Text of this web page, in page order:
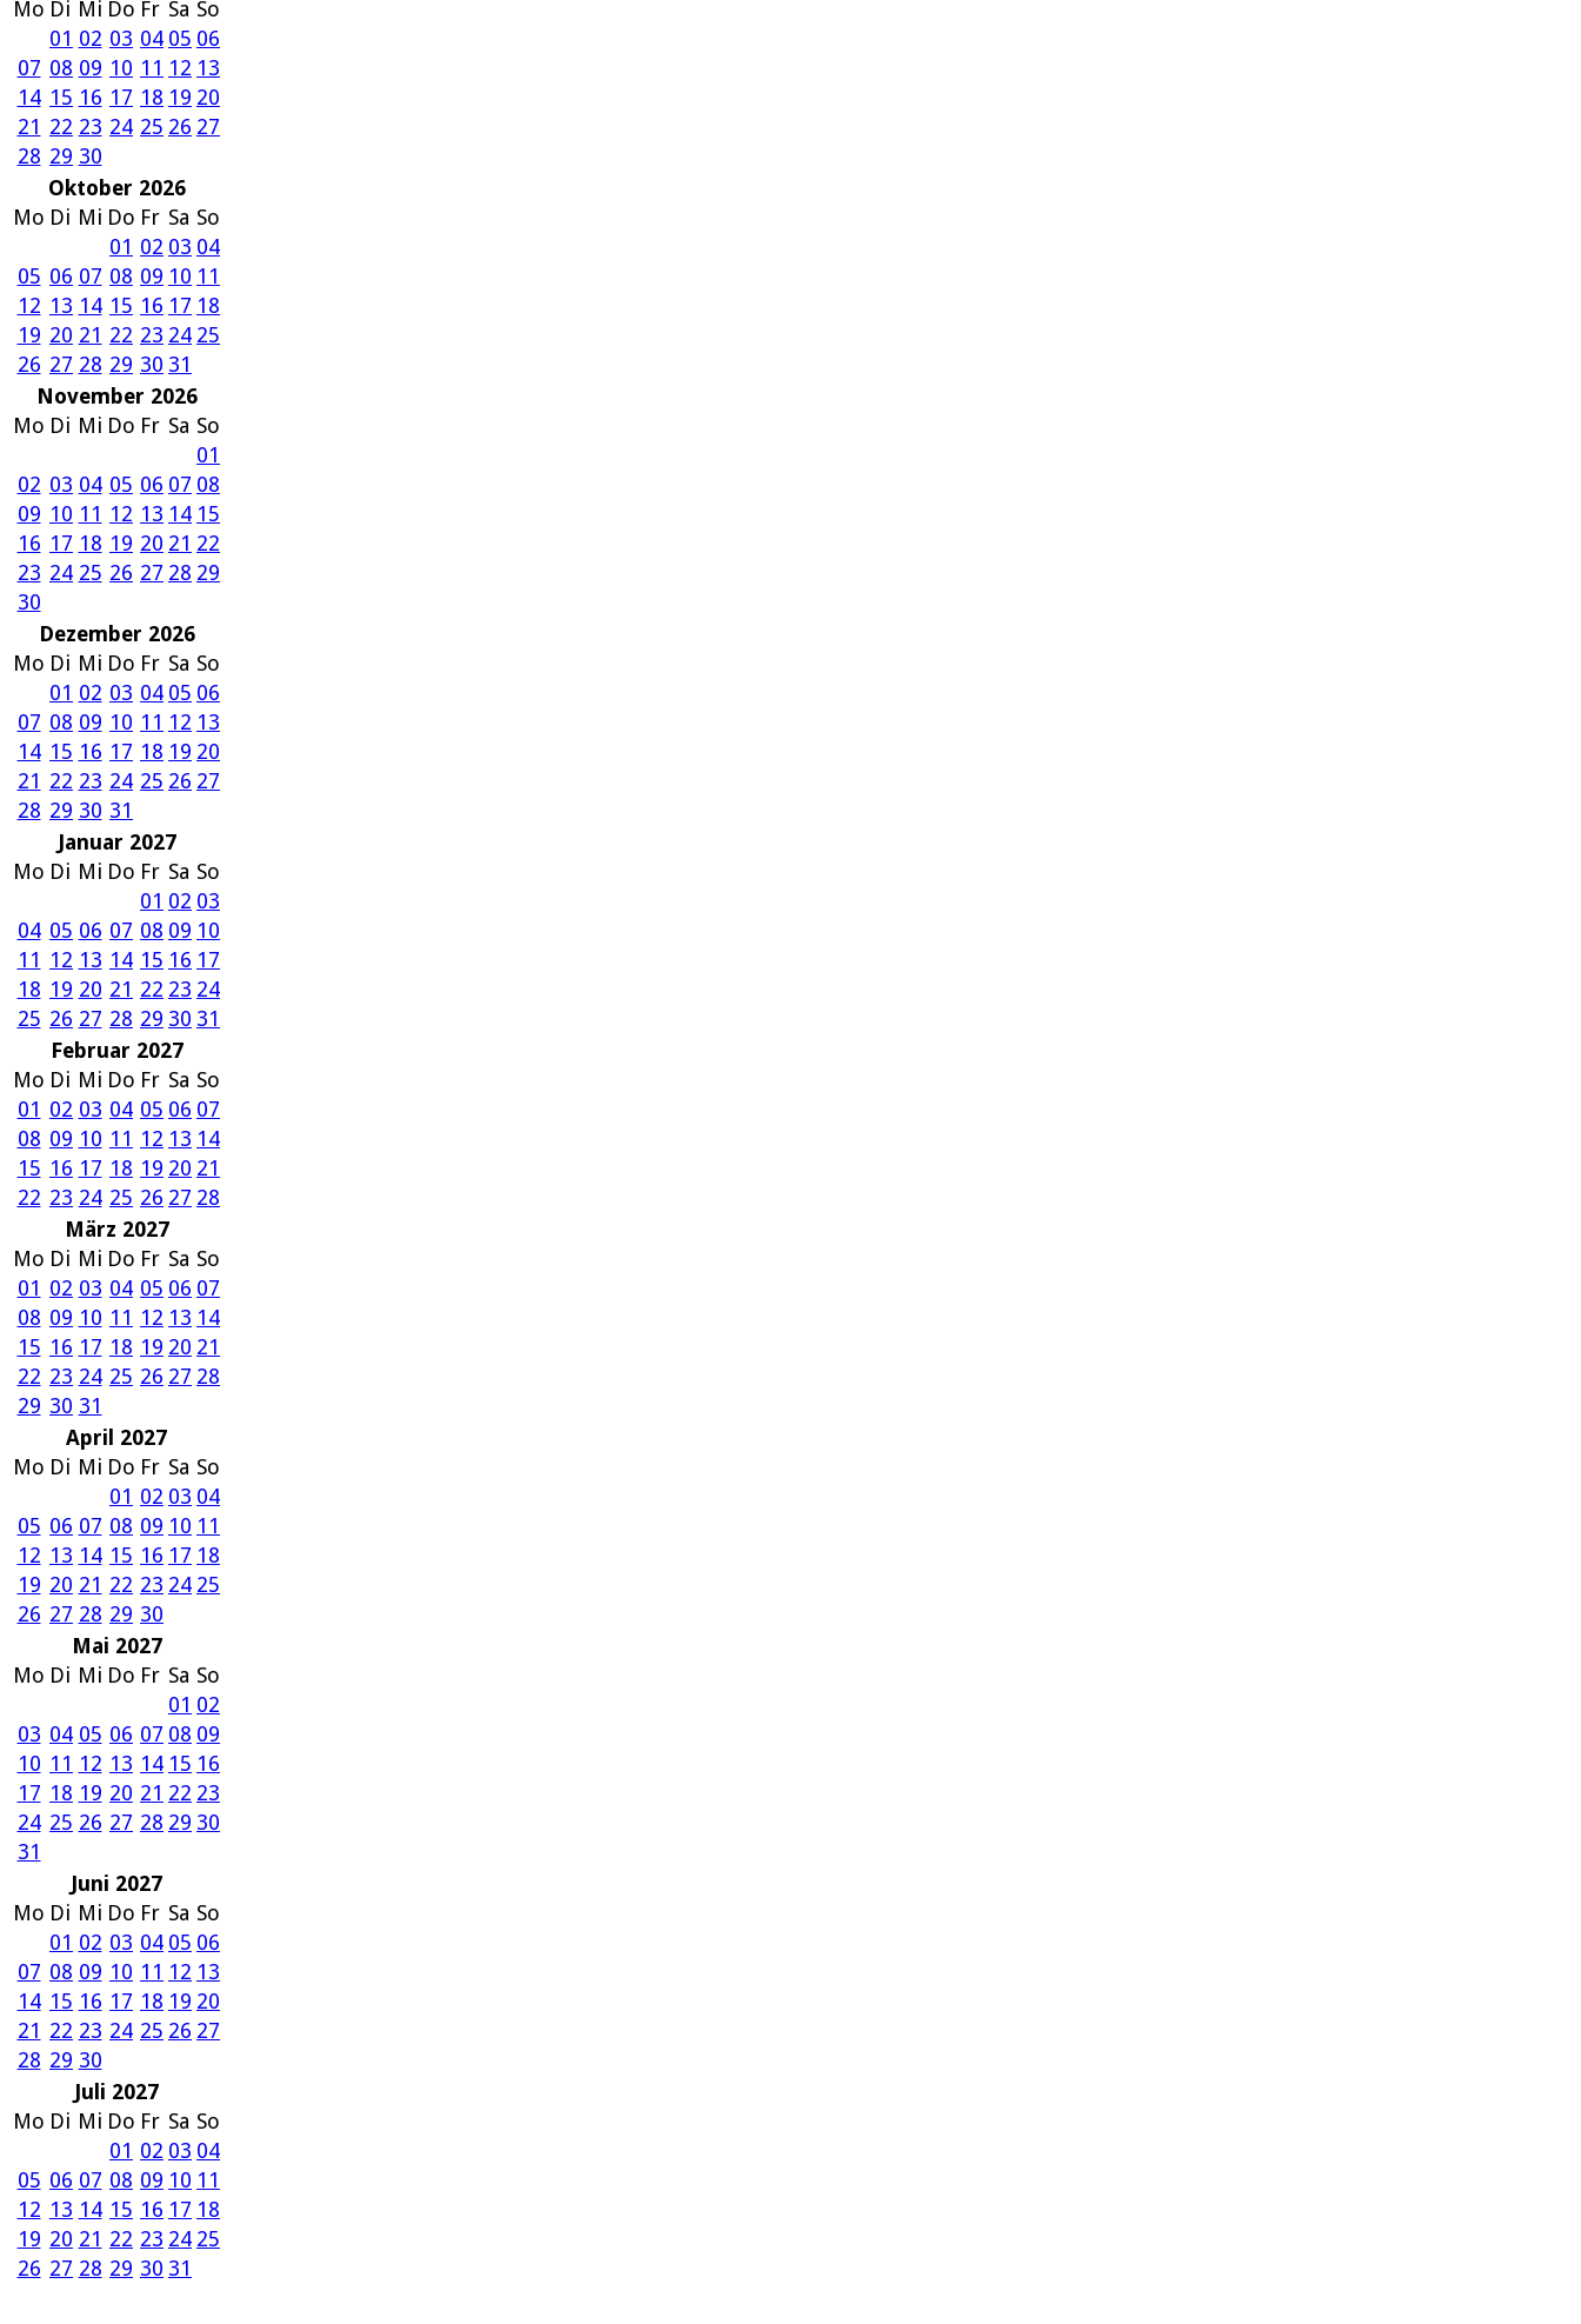
Mo Di Mi Do Fr Sa So
01 02 03 04 05 06
07 08 09 10 11 12 13
14 15 16 17 18 19 20
21 22 23 24 25 26 27
28 29 30
Oktober 2026
Mo Di Mi Do Fr Sa So
01 02 03 04
05 06 07 08 09 10 11
12 13 14 15 16 17 18
19 20 21 22 23 24 25
26 27 28 29 30 31
November 2026
Mo Di Mi Do Fr Sa So
01
02 03 04 05 06 07 08
09 10 11 12 13 14 15
16 17 18 19 20 21 22
23 24 25 26 27 28 29
30
Dezember 2026
Mo Di Mi Do Fr Sa So
01 02 03 04 05 06
07 08 09 10 11 12 13
14 15 16 17 18 19 20
21 22 23 24 25 26 27
28 29 30 31
Januar 2027
Mo Di Mi Do Fr Sa So
01 02 03
04 05 06 07 08 09 10
11 12 13 14 15 16 17
18 19 20 21 22 23 24
25 26 27 28 29 30 31
Februar 2027
Mo Di Mi Do Fr Sa So
01 02 03 04 05 06 07
08 09 10 11 12 13 14
15 16 17 18 19 20 21
22 23 24 25 26 27 28
März 2027
Mo Di Mi Do Fr Sa So
01 02 03 04 05 06 07
08 09 10 11 12 13 14
15 16 17 18 19 20 21
22 23 24 25 26 27 28
29 30 31
April 2027
Mo Di Mi Do Fr Sa So
01 02 03 04
05 06 07 08 09 10 11
12 13 14 15 16 17 18
19 20 21 22 23 24 25
26 27 28 29 30
Mai 2027
Mo Di Mi Do Fr Sa So
01 02
03 04 05 06 07 08 09
10 11 12 13 14 15 16
17 18 19 20 21 22 23
24 25 26 27 28 29 30
31
Juni 2027
Mo Di Mi Do Fr Sa So
01 02 03 04 05 06
07 08 09 10 11 12 13
14 15 16 17 18 19 20
21 22 23 24 25 26 27
28 29 30
Juli 2027
Mo Di Mi Do Fr Sa So
01 02 03 04
05 06 07 08 09 10 11
12 13 14 15 16 17 18
19 20 21 22 23 24 25
26 27 28 29 30 31